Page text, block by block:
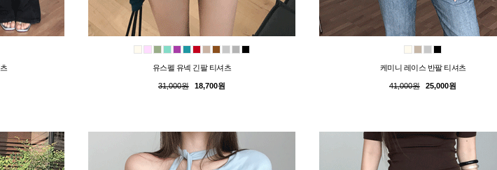
유스펠 유넥 긴팔 티셔츠
31,000원 18,700원
케미니 레이스 반팔 티셔츠
41,000원 25,000원